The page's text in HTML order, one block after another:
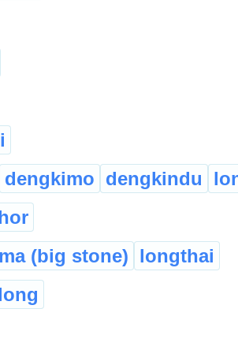
dengkimo dengkindu
(big stone) longthai